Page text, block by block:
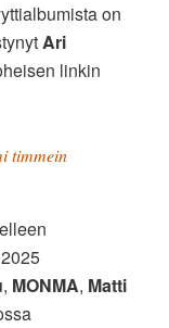
on
Ari
linkin
timmein
, MONMA, Matti